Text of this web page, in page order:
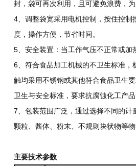
封，袋可再次利用，且可避免浪费，为
4、调整袋宽采用电机控制，按住控制
度，操作方便，节省时间。
5、安全装置：当工作气压不正常或加
6、符合食品加工机械的不卫生标准，
触均采用不锈钢或其他符合食品卫生
卫生与安全标准，要求抗腐蚀化工产品
7、包装范围广泛，通过选择不同的计
颗粒、酱体、粉末、不规则块状物等物
主要技术参数